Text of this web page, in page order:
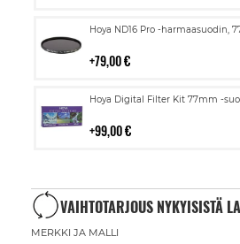
Hoya ND16 Pro -harmaasuodin,
79,00 €
Lisää
Hoya Digital Filter Kit 77mm -
99,00 €
Lisää
VAIHTOTARJOUS NYKYISISTÄ
MERKKI JA MALLI